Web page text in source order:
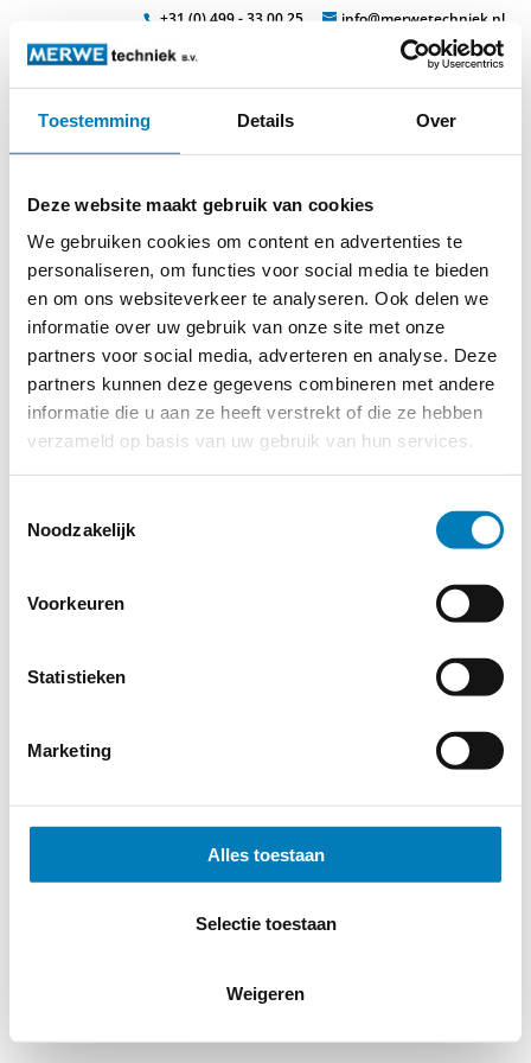
Toestemming Details Over
Deze website maakt gebruik van cookies
We gebruiken cookies om content en advertenties te
personaliseren, om functies voor social media te bieden
en om ons websiteverkeer te analyseren. Ook delen we
informatie over uw gebruik van onze site met onze
partners voor social media, adverteren en analyse. Deze
partners kunnen deze gegevens combineren met andere
informatie die u aan ze heeft verstrekt of die ze hebben
verzameld op basis van uw gebruik van hun services.
Noodzakelijk
Voorkeuren
Statistieken
Marketing
Alles toestaan
Selectie toestaan
Weigeren
+31 (0) 499 - 33 00 25 info@merwetechniek.nl
Veelzijdig in elektrotechnische producten
sticke13
© 2026MERWEtechniek B.V.-Disclaimer-Privacy Policy-
Cookieverklaring-Verdere contact gegevens